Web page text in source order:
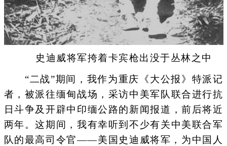
史迪威将军挎着卡宾枪出没于丛林之中
“二战”期间，我作为重庆《大公报》特派记
者，被派往缅甸战场，采访中美军队联合进行抗
日斗争及开辟中印缅公路的新闻报道，前后将近
两年。这期间，我有幸听到不少有关中美联合军
队的最高司令官——美国史迪威将军，为中国人